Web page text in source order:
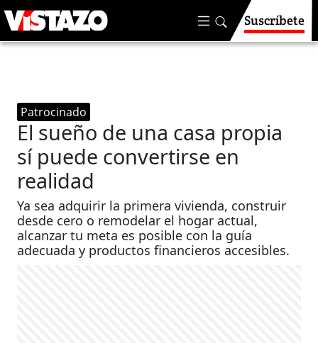
Suscríbete
Patrocinado
El sueño de una casa propia
sí puede convertirse en
realidad
Ya sea adquirir la primera vivienda, construir
desde cero o remodelar el hogar actual,
alcanzar tu meta es posible con la guía
adecuada y productos financieros accesibles.